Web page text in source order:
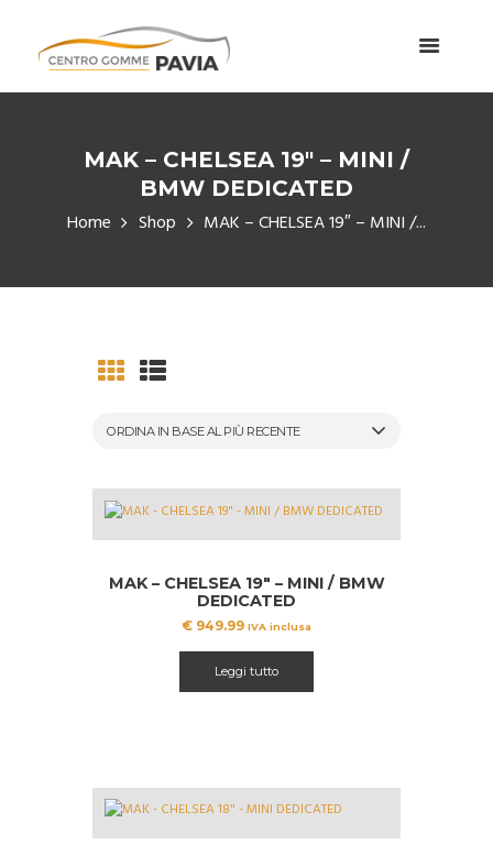
MAK – CHELSEA 19″ – MINI /
BMW DEDICATED
Home Shop MAK – CHELSEA 19″ – MINI /...
MAK – CHELSEA 19″ – MINI / BMW
DEDICATED
€ 949.99 IVA inclusa
Leggi tutto